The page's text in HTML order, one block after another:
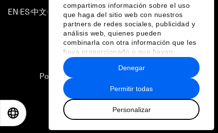
compartimos información sobre el uso
que haga del sitio web con nuestros
partners de redes sociales, publicidad y
análisis web, quienes pueden
combinarla con otra información que les
haya proporcionado o que hayan
recopilado a partir del uso que haya
hecho de sus servicios.
Permitir todas
Personalizar
Denegar
EN ▪ES▪中文▪ 日本語
Política de privacidad y normas de uso
Sitemap
2026 Foro Económico Mundial